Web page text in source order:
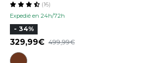
Expedié en 24h/72h
(16)
- 34%
329,99 499,99